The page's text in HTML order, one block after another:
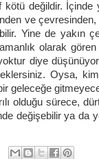
değildir. İçinde
ve
Yine de yakın
olarak gören
diye
Oysa,
geleceğe
olduğu sürece,
değişebilir ya